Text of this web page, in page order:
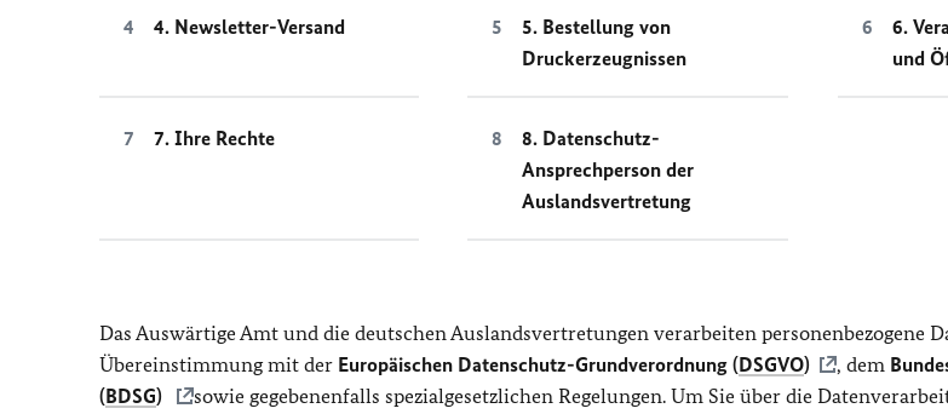
4. Newsletter-Versand
5. Bestellung von
Druckerzeugnissen
6.
und
7. Ihre Rechte
8. Datenschutz-
Ansprechperson der
Auslandsvertretung
Das Auswärtige Amt und die deutschen Auslandsvertretungen verarbeiten personenbezogene
Übereinstimmung mit der Europäischen Datenschutz-Grundverordnung (DSGVO) , dem
(BDSG)
sowie gegebenenfalls spezialgesetzlichen Regelungen. Um Sie über die